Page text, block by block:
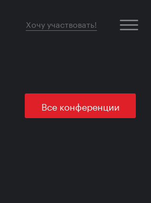
Хочу участвовать!
Все конференции